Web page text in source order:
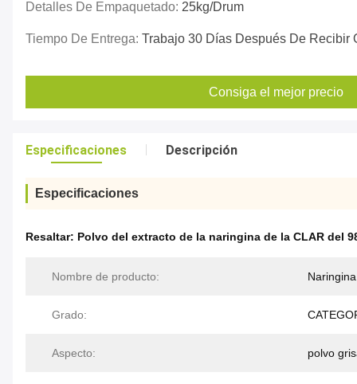
Detalles De Empaquetado: 25kg/drum
Tiempo De Entrega: Trabajo 30 Días Después De Recibir
Consiga el mejor precio
Especificaciones Descripción
Especificaciones
Resaltar: Polvo del extracto de la naringina de la CLAR del
Nombre de producto: Naringina
Grado:
Aspecto: polvo